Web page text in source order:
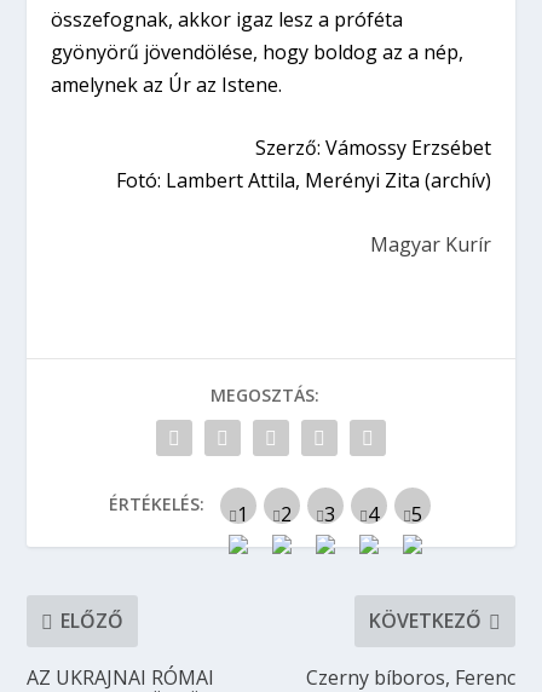
összefognak, akkor igaz lesz a próféta
gyönyörű jövendölése, hogy boldog az a nép,
amelynek az Úr az Istene.
Szerző: Vámossy Erzsébet
Fotó: Lambert Attila, Merényi Zita (archív)
Magyar Kurír
MEGOSZTÁS:
ÉRTÉKELÉS:
ELŐZŐ
AZ UKRAJNAI RÓMAI
KÖVETKEZŐ
Czerny bíboros, Ferenc